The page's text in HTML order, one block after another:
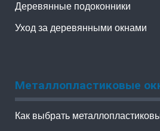
Деревянные подоконники
Уход за деревянными окнами
Металлопластиковые
Как выбрать